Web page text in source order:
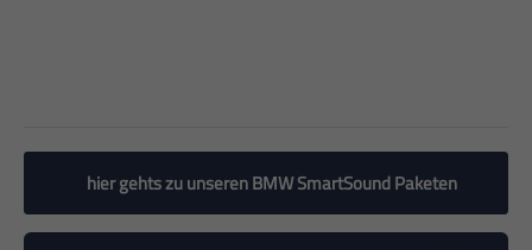
hier gehts zu unseren BMW SmartSound Paketen